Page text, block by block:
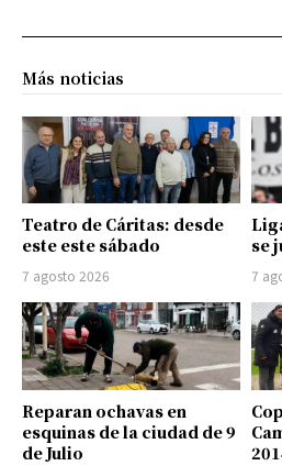
Más noticias
Teatro de Cáritas: desde
este este sábado
7 agosto 2026
se
7
Reparan ochavas en
esquinas de la ciudad de 9
de Julio